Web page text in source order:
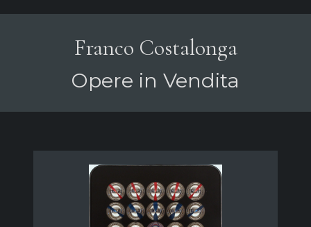
Franco Costalonga
Opere in Vendita